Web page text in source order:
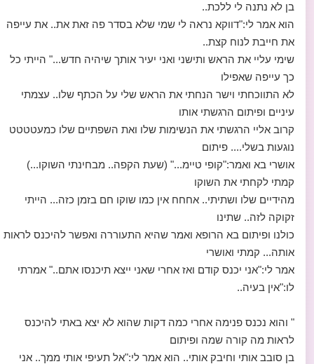
בן לא נתנה לי ללכת..
הוא אמר לי:"דווקא נראה לי שמי שלא בסדר פה זאת את.. את עייפה
את חייבת לנוח קצת..
שימי עליי את הראש ותישני ואני יעיר אותך שיהיה חדש..." הייתי כל
כך עייפה שאפילו
לא התווכחתי וישר הנחתי את הראש שלי על הכתף שלו.. עצמתי
עיניים ופיתום הרגשתי אותו
קרוב אליי הרגשתי את הנשימות שלו ואת השפתיים שלו כמעטטטט
נוגעות בשלי.... פיתום
אושרי בא ואמר:"קופי טיימ..." (שעת הקפה.. מבחינתי השוקו...)
קמתי לקחתי את השוקו
מהידיים שלו ושתיתי.. אחחח אין כמו שוקו חם בזמן כזה... הייתי
זקוקה לזה.. שתינו
כולנו ופיתום בא הרופא ואמר שהיא התעוררה ואפשר להיכנס לראות
אותה... קמתי ואושרי
אמר לי:"אני יכנס קודם ואז אחרי שאני ייצא תיכנסו אתם.." אמרתי
לו:"אין בעיה..
" והוא נכנס פנימה אחרי כמה דקות שהוא לא יצא באתי להיכנס
לראות מה קורה שמה ופיתום
בן סובב אותי וחיבק אותי.. הוא אמר לי:"אל תעיפי אותי ממך.. אני